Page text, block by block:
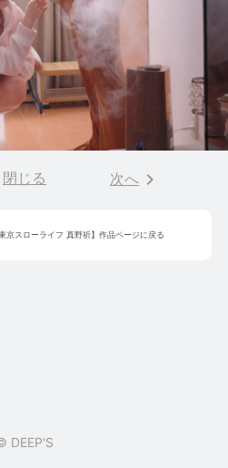
閉じる 次へ keyboard_arrow_right
京スローライフ 真野祈】作品ページに戻る
DEEP'S